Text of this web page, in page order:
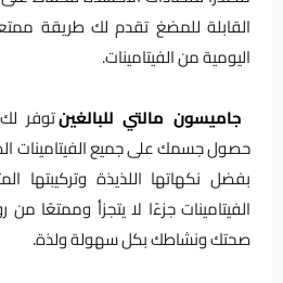
القابلة للمضغ تقدم لك طريقة
اليومية من الفيتامينات.
جاميسون مالتي للبالغينتوفر
حصول جسمك على جميع الفيتامينات
بفضل نكهاتها اللذيذة وتركيبتها
الفيتامينات جزءًا لا يتجزأ وممتعًا
صحتك ونشاطك بكل سهولة ولذة.